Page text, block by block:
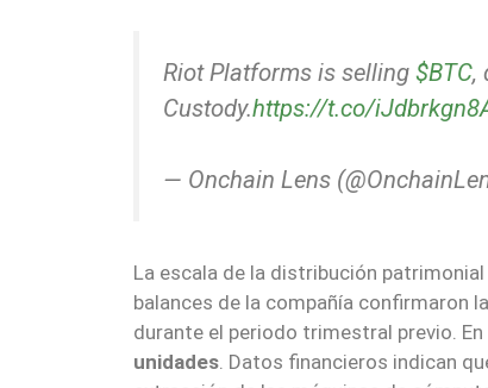
Riot Platforms is selling $BTC,
Custody.https://t.co/
— Onchain Lens
La escala de la distribución
balances de la compañía confirmaron la
durante el periodo trimestral previo.
unidades . Datos financieros indican